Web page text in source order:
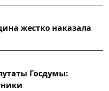
жестко наказала
Госдумы: